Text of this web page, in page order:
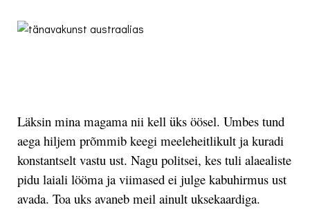
Läksin mina magama nii kell üks öösel. Umbes tund
aega hiljem prõmmib keegi meeleheitlikult ja kuradi
konstantselt vastu ust. Nagu politsei, kes tuli alaealiste
pidu laiali lööma ja viimased ei julge kabuhirmus ust
avada. Toa uks avaneb meil ainult uksekaardiga.